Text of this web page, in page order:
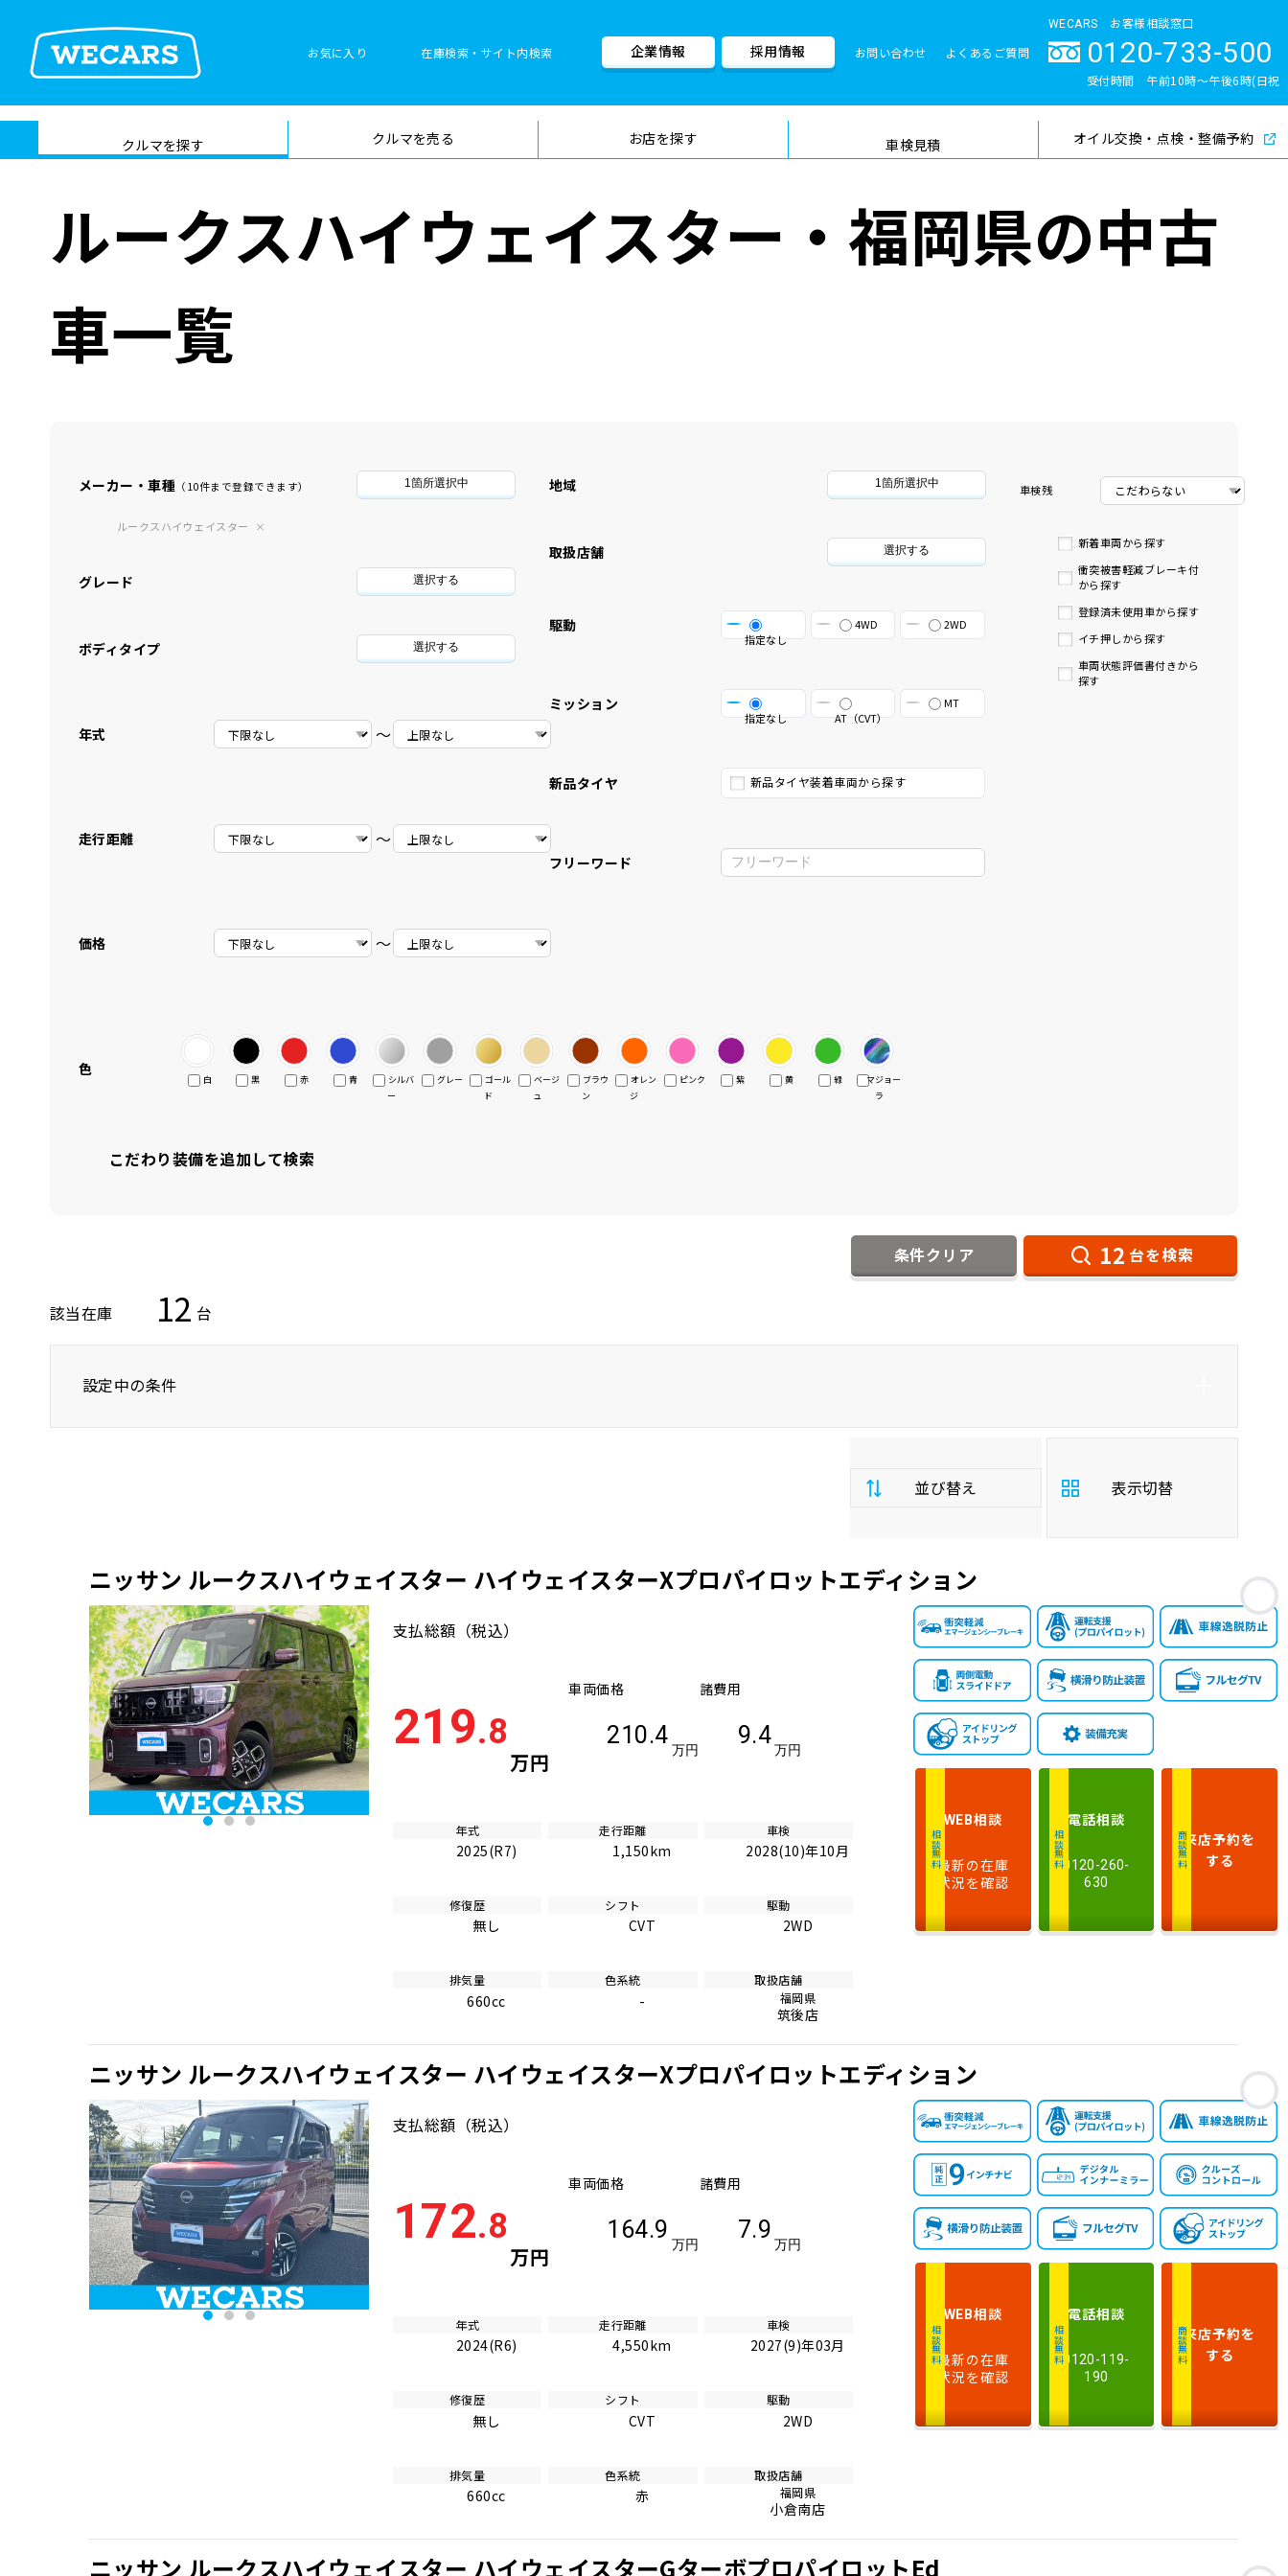
お気に入り 在庫検索・サイト内検索
在庫検索
サイト内検
索
検索
企業情報 採用情報 お問い合わせ よくあるご質問
WECARS お客様相談窓口
0120-733-500
受付時間 午前10時〜午後6時(日祝
クルマを探す クルマを売る お店を探す 車検見積
車検料金・メニュー 品質管理とサポート体制
オイル交換・点検・整備予約
ルークスハイウェイスター・福岡県の中古
車一覧
メーカー・車種 （10件まで登録できます） 1箇所選択中
ルークスハイウェイスター
グレード 選択する
ボディタイプ 選択する
年式 〜
走行距離 〜
価格 〜
地域 1箇所選択中
取扱店舗 選択する
駆動
指定なし
4WD 2WD
ミッション
指定なし AT（CVT）
MT
新品タイヤ 新品タイヤ装着車両から探す
フリーワード
車検残
新着車両から探す
衝突被害軽減ブレーキ付
から探す
登録済未使用車から探す
イチ押しから探す
車両状態評価書付きから
探す
色
白 黒 赤 青
シルバ
ー
グレー
ゴール
ド
ベージ
ュ
ブラウ
ン
オレン
ジ
ピンク 紫 黄 緑
マジョー
ラ
こだわり装備を追加して検索
条件クリア 12 台を検索
該当在庫 12 台
設定中の条件
並び替え
支
払
総
額
安い順 高い順
年
式
新しい順 古い順
走
行
少ない順 多い順
気
量
大きい順 小さい順
検
多い順 少ない順
表示切替
お
ニッサン ルークスハイウェイスター ハイウェイスターXプロパイロットエディション
支払総額 （税込）
219.8
万円
車両価格
210.4
万円
諸費用
9.4
万円
年式
2025(R7)
走行距離
1,150km
車検
2028(10)年10月
修復歴
無し
シフト
CVT
駆動
2WD
排気量
660cc
色系統
-
取扱店舗
福岡県
筑後店
相談無料
WEB相談
最新の在庫
状況を確認
相談無料
電話相談
0120-260-
630
商談無料来店予約を
する
お
ニッサン ルークスハイウェイスター ハイウェイスターXプロパイロットエディション
支払総額 （税込）
172.8
万円
車両価格
164.9
万円
諸費用
7.9
万円
年式
2024(R6)
走行距離
4,550km
車検
2027(9)年03月
修復歴
無し
シフト
CVT
駆動
2WD
排気量
660cc
色系統
赤
取扱店舗
福岡県
小倉南店
相談無料
WEB相談
最新の在庫
状況を確認
相談無料
電話相談
0120-119-
190
商談無料来店予約を
する
ニッサン ルークスハイウェイスター ハイウェイスターGターボプロパイロットEd